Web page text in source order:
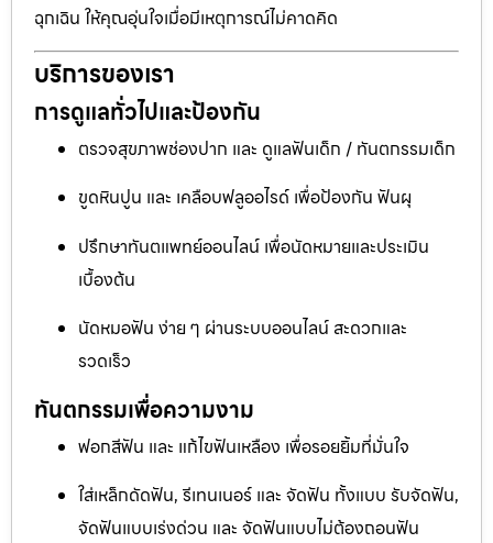
ฉุกเฉิน ให้คุณอุ่นใจเมื่อมีเหตุการณ์ไม่คาดคิด
บริการของเรา
การดูแลทั่วไปและป้องกัน
ตรวจสุขภาพช่องปาก และ ดูแลฟันเด็ก / ทันตกรรมเด็ก
ขูดหินปูน และ เคลือบฟลูออไรด์ เพื่อป้องกัน ฟันผุ
ปรึกษาทันตแพทย์ออนไลน์ เพื่อนัดหมายและประเมิน
เบื้องต้น
นัดหมอฟัน ง่าย ๆ ผ่านระบบออนไลน์ สะดวกและ
รวดเร็ว
ทันตกรรมเพื่อความงาม
ฟอกสีฟัน และ แก้ไขฟันเหลือง เพื่อรอยยิ้มที่มั่นใจ
ใส่เหล็กดัดฟัน, รีเทนเนอร์ และ จัดฟัน ทั้งแบบ รับจัดฟัน,
จัดฟันแบบเร่งด่วน และ จัดฟันแบบไม่ต้องถอนฟัน